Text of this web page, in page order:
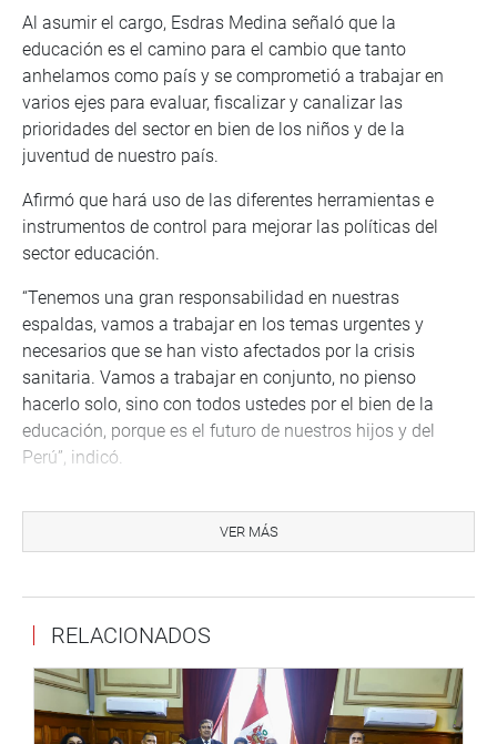
Al asumir el cargo, Esdras Medina señaló que la
educación es el camino para el cambio que tanto
anhelamos como país y se comprometió a trabajar en
varios ejes para evaluar, fiscalizar y canalizar las
prioridades del sector en bien de los niños y de la
juventud de nuestro país.
Afirmó que hará uso de las diferentes herramientas e
instrumentos de control para mejorar las políticas del
sector educación.
“Tenemos una gran responsabilidad en nuestras
espaldas, vamos a trabajar en los temas urgentes y
necesarios que se han visto afectados por la crisis
sanitaria. Vamos a trabajar en conjunto, no pienso
hacerlo solo, sino con todos ustedes por el bien de la
educación, porque es el futuro de nuestros hijos y del
Perú”, indicó.
recibirán aportes y sugerencias de todos.
semana el plan de trabajo y un proyecto de reglamento de
la comisión.
CITACIÓN A MINISTRO DE EDUCACIÓN
Los congresistas Alex Paredes Gonzales, Karol Fonseca
VER MÁS
RELACIONADOS